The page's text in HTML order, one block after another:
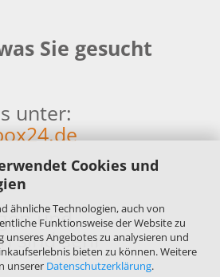
Cookies und
ähnliche Technologien, auch von
Funktionsweise der Website zu
Angebotes zu analysieren und
bieten zu können. Weitere
unserer Datenschutzerklärung.
Sie gesucht
unter:
und
sind sehr